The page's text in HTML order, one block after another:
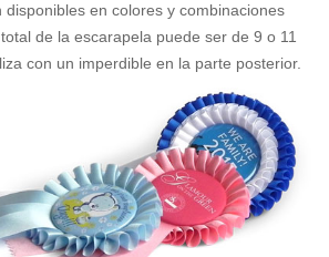
disponibles en colores y combinaciones
de la escarapela puede ser de 9 o 11
con un imperdible en la parte posterior.